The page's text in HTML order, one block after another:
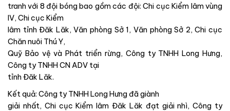
tranh với 8 đội bóng bao gồm các đội: Chi cục Kiểm lâm vùng
IV, Chi cục Kiểm
lâm tỉnh Đăk Lăk, Văn phòng Sở 1, Văn phòng Sở 2, Chi cục
Chăn nuôi Thú Y,
Quỹ Bảo vệ và Phát triển rừng, Công ty TNHH Long Hưng,
Công ty TNHH CN ADV tại
tỉnh Đăk Lăk.
Kết quả: Công ty TNHH Long Hưng đã giành
giải nhất, Chi cục Kiểm lâm Đăk Lăk đạt giải nhì, Công ty